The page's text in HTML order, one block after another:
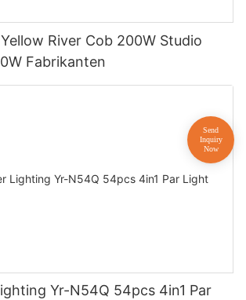
River Cob 200W Studio
Fabrikanten
Yr-N54Q 54pcs 4in1 Par